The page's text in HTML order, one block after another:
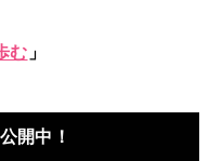
む 」
開中！